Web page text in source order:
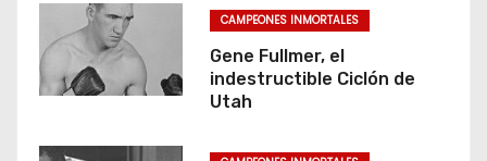
CAMPEONES INMORTALES
Gene Fullmer, el
indestructible Ciclón de
Utah